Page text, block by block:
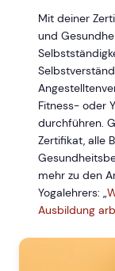
Mit deiner
und
Fitness- oder
durchführen.
Zertifikat, alle
mehr zu den
Yogalehrers: „
Ausbildung